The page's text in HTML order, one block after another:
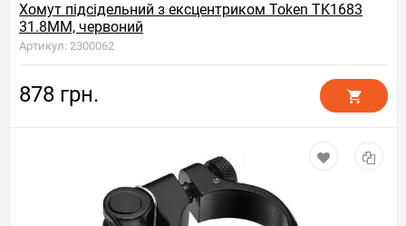
Хомут підсідельний з ексцентриком Token TK1683
31.8MM, червоний
Артикул: 2300062
878 грн.